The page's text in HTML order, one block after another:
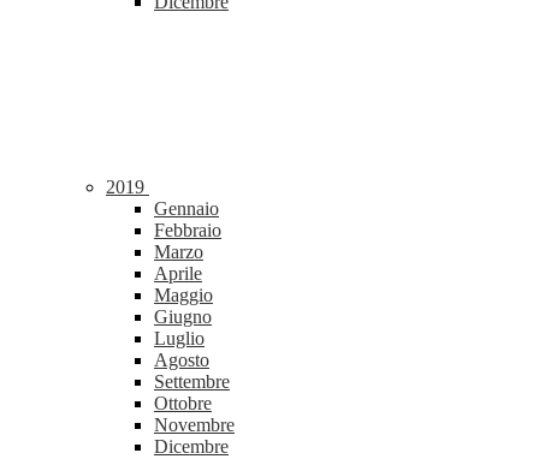
2019
Gennaio
Febbraio
Marzo
Aprile
Maggio
Giugno
Luglio
Agosto
Settembre
Ottobre
Novembre
Dicembre